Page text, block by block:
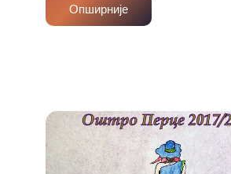
Опширније